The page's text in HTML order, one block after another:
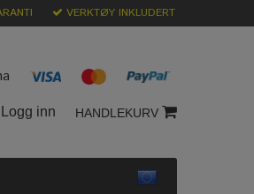
VERKTØY INKLUDERT
Logg inn HANDLEKURV